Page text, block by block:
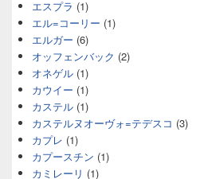
エスプラ (1)
エル=コーリー (1)
エルガー (6)
オッフェンバック (2)
オネゲル (1)
カウイー (1)
カステル (1)
カステルヌオーヴォ=テデスコ (3)
カプレ (1)
カプースチン (1)
カミレーリ (1)